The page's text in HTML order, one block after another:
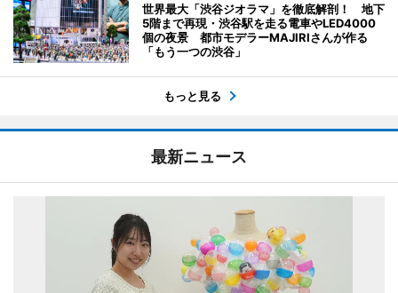
世界最大「渋谷ジオラマ」を徹底解剖！ 地下
5階まで再現・渋谷駅を走る電車やLED4000
個の夜景 都市モデラーMAJIRIさんが作る
「もう一つの渋谷」
もっと見る
最新ニュース